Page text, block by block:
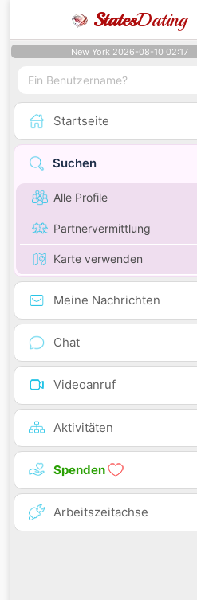
StatesDating
New York 2026-08-10 02:17
Startseite
Suchen
Alle Profile
Partnervermittlung
Karte verwenden
Meine Nachrichten
Chat
Videoanruf
Aktivitäten
Spenden
Arbeitszeitachse